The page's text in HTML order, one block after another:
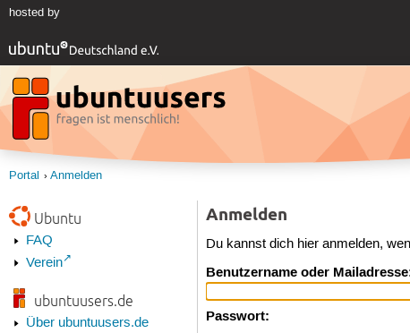
hosted by
Portal Anmelden
Ubuntu
FAQ
Verein
ubuntuusers.de
Über ubuntuusers.de
Anmelden
Du kannst dich hier anmelden,
Benutzername oder
Passwort: